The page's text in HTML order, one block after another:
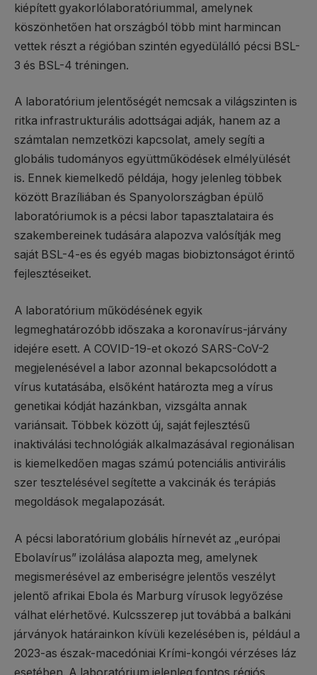
kiépített gyakorlólaboratóriummal, amelynek
köszönhetően hat országból több mint harmincan
vettek részt a régióban szintén egyedülálló pécsi BSL-
3 és BSL-4 tréningen.
A laboratórium jelentőségét nemcsak a világszinten is
ritka infrastrukturális adottságai adják, hanem az a
számtalan nemzetközi kapcsolat, amely segíti a
globális tudományos együttműködések elmélyülését
is. Ennek kiemelkedő példája, hogy jelenleg többek
között Brazíliában és Spanyolországban épülő
laboratóriumok is a pécsi labor tapasztalataira és
szakembereinek tudására alapozva valósítják meg
saját BSL-4-es és egyéb magas biobiztonságot érintő
fejlesztéseiket.
A laboratórium működésének egyik
legmeghatározóbb időszaka a koronavírus-járvány
idejére esett. A COVID-19-et okozó SARS-CoV-2
megjelenésével a labor azonnal bekapcsolódott a
vírus kutatásába, elsőként határozta meg a vírus
genetikai kódját hazánkban, vizsgálta annak
variánsait. Többek között új, saját fejlesztésű
inaktiválási technológiák alkalmazásával regionálisan
is kiemelkedően magas számú potenciális antivirális
szer tesztelésével segítette a vakcinák és terápiás
megoldások megalapozását.
A pécsi laboratórium globális hírnevét az „európai
Ebolavírus” izolálása alapozta meg, amelynek
megismerésével az emberiségre jelentős veszélyt
jelentő afrikai Ebola és Marburg vírusok legyőzése
válhat elérhetővé. Kulcsszerep jut továbbá a balkáni
járványok határainkon kívüli kezelésében is, például a
2023-as észak-macedóniai Krími-kongói vérzéses láz
esetében. A laboratórium jelenleg fontos régiós